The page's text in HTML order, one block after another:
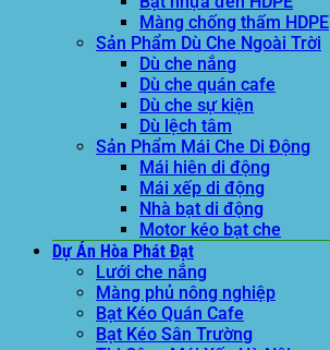
Màng chống thấm HDPE
Sản Phẩm Dù Che Ngoài Trời
Dù che nắng
Dù che quán cafe
Dù che sự kiện
Dù lệch tâm
Sản Phẩm Mái Che Di Động
Mái hiên di động
Mái xếp di động
Nhà bạt di động
Motor kéo bạt che
Dự Án Hòa Phát Đạt
Lưới che nắng
Màng phủ nông nghiệp
Bạt Kéo Quán Cafe
Bạt Kéo Sân Trường